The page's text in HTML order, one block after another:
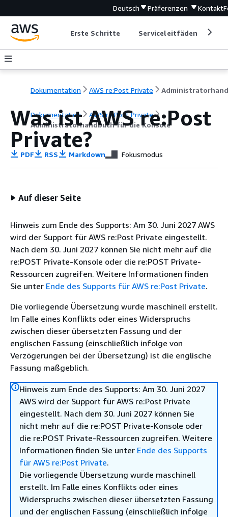
Deutsch Präferenzen Kontakt
Erste Schritte Serviceleitfäden
Dokumentation AWS re:Post Private
Dokumentation
AWS re:Post Private
Administratorhandbuch für die Konsole
Was ist AWS re:Post
Private?
PDF RSS Markdown Fokusmodus
Auf dieser Seite
Hinweis zum Ende des Supports: Am 30. Juni 2027 AWS
wird der Support für AWS re:Post Private eingestellt.
Nach dem 30. Juni 2027 können Sie nicht mehr auf die
re:POST Private-Konsole oder die re:POST Private-
Ressourcen zugreifen. Weitere Informationen finden
Sie unter Ende des Supports für AWS re:Post Private.
Die vorliegende Übersetzung wurde maschinell erstellt.
Im Falle eines Konflikts oder eines Widerspruchs
zwischen dieser übersetzten Fassung und der
englischen Fassung (einschließlich infolge von
Verzögerungen bei der Übersetzung) ist die englische
Fassung maßgeblich.
Hinweis zum Ende des Supports: Am 30. Juni 2027
AWS wird der Support für AWS re:Post Private
eingestellt. Nach dem 30. Juni 2027 können Sie
nicht mehr auf die re:POST Private-Konsole oder
die re:POST Private-Ressourcen zugreifen. Weitere
Informationen finden Sie unter Ende des Supports
für AWS re:Post Private.
Die vorliegende Übersetzung wurde maschinell
erstellt. Im Falle eines Konflikts oder eines
Widerspruchs zwischen dieser übersetzten Fassung
und der englischen Fassung (einschließlich infolge